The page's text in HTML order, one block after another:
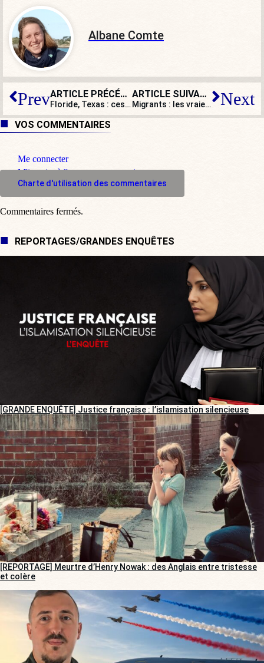
Albane Comte
Prev ARTICLE PRÉCÉDENT
Floride, Texas : ces États qui résistent au passe sanitaire !
ARTICLE SUIVANT
Migrants : les vraies-fausses solutions du gouvernement Next
VOS COMMENTAIRES
Me connecter
M'inscrire à l'espace commentaire
Charte d'utilisation des commentaires
Commentaires fermés.
REPORTAGES/GRANDES ENQUÊTES
[GRANDE ENQUÊTE] Justice française : l’islamisation silencieuse
[REPORTAGE] Meurtre d’Henry Nowak : des Anglais entre tristesse
et colère